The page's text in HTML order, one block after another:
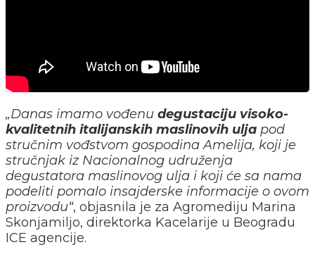
„Danas imamo vođenu degustaciju visoko-
kvalitetnih italijanskih maslinovih ulja pod
stručnim vođstvom gospodina Amelija, koji je
stručnjak iz Nacionalnog udruženja
degustatora maslinovog ulja i koji će sa nama
podeliti pomalo insajderske informacije o ovom
proizvodu“, objasnila je za Agromediju Marina
Skonjamiljo, direktorka Kacelarije u Beogradu
ICE agencije.